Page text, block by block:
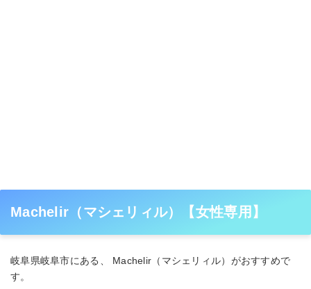
Machelir（マシェリィル）【女性専用】
岐阜県岐阜市にある、 Machelir（マシェリィル）がおすすめで
す。